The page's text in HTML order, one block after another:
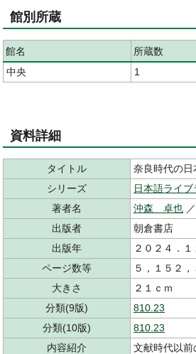
館別所蔵
館名 所蔵数
中央
1
資料詳細
タイトル
奈良時代の日
シリーズ
日本語ライブ
著者名
沖森 卓也
出版者
朝倉書店
出版年
２０２４．１
ページ数等
５，１５２，
大きさ
２１ｃｍ
分類(9版)
810.23
分類(10版)
810.23
内容紹介
文献時代以